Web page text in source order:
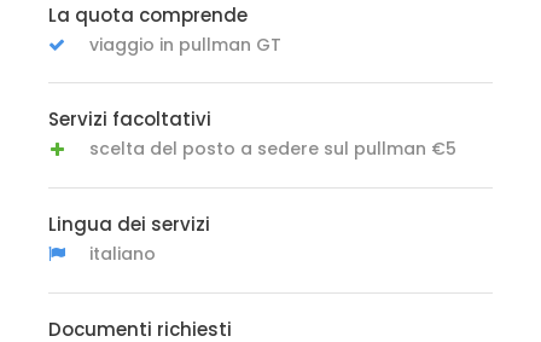
La quota comprende
viaggio in pullman GT
Servizi facoltativi
scelta del posto a sedere sul pullman €5
Lingua dei servizi
italiano
Documenti richiesti